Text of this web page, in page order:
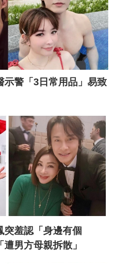
示警「3日常用品」易致
突羞認「身邊有個
男方母親拆散」